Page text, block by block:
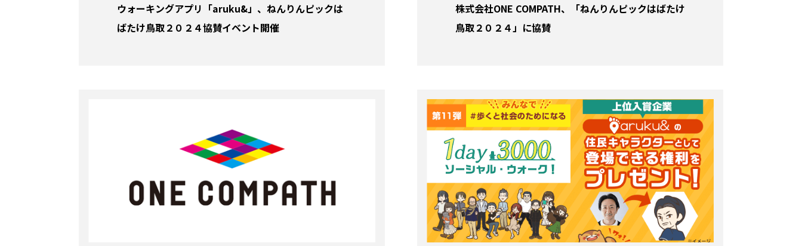
ウォーキングアプリ「aruku&」、ねんりんピックは
ばたけ鳥取２０２４協賛イベント開催
株式会社ONE COMPATH、「ねんりんピックはばたけ
鳥取２０２４」に協賛